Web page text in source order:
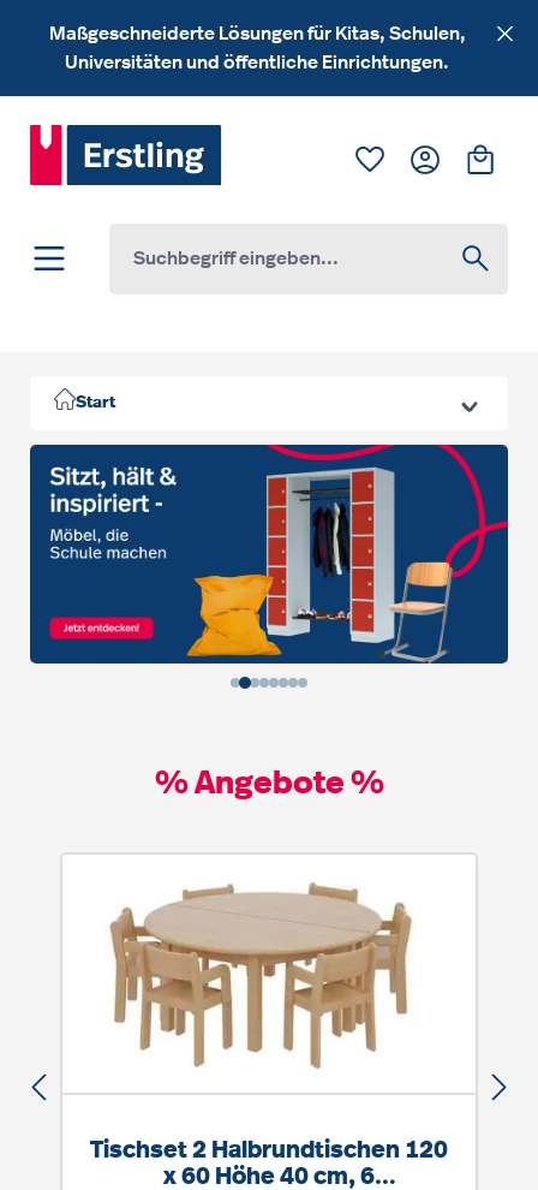
Zum Hauptinhalt springen
Maßgeschneiderte Lösungen für Kitas, Schulen,
Universitäten und öffentliche Einrichtungen.
Du hast 0
Start
% Angebote %
Tischset 2 Halbrundtischen 120
x 60 Höhe 40 cm, 6